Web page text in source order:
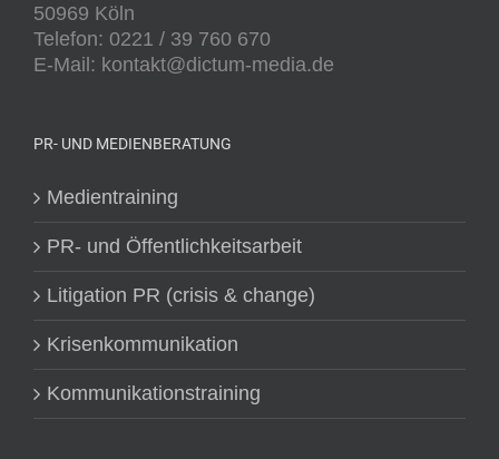
50969 Köln
Telefon: 0221 / 39 760 670
E-Mail: kontakt@dictum-media.de
PR- UND MEDIENBERATUNG
Medientraining
PR- und Öffentlichkeitsarbeit
Litigation PR (crisis & change)
Krisenkommunikation
Kommunikationstraining